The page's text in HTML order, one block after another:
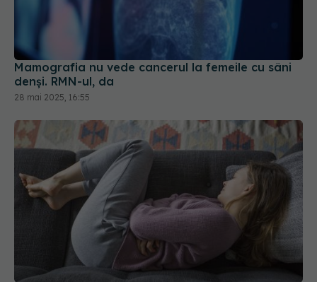
Mamografia nu vede cancerul la femeile cu sâni
28 mai 2025, 16:55
Endometrioza poate provoca dureri la picioare?
12 mai 2026, 16:41